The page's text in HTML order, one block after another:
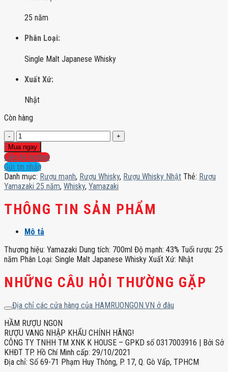
25 năm
Phân Loại:
Single Malt Japanese Whisky
Xuất Xứ:
Nhật
Còn hàng
Rượu
Yamazaki
25
năm
số
lượng
Mua ngay
Liên hệ hotline
Gửi tin nhắn
Danh mục: Rượu mạnh, Rượu Whisky, Rượu Whisky Nhật Thẻ: Rượu
Yamazaki 25 năm, Whisky, Yamazaki
THÔNG TIN SẢN PHẨM
Mô tả
Thương hiệu: Yamazaki Dung tích: 700ml Độ mạnh: 43% Tuổi rượu: 25
năm Phân Loại: Single Malt Japanese Whisky Xuất Xứ: Nhật
NHỮNG CÂU HỎI THƯỜNG GẶP
Địa chỉ các cửa hàng của HAMRUONGON.VN ở đâu
HẦM RƯỢU NGON
RƯỢU VANG NHẬP KHẨU CHÍNH HÃNG!
CÔNG TY TNHH TM XNK K HOUSE – GPKD số 0317003916 | Bởi Sở
KHĐT TP. Hồ Chí Minh cấp: 29/10/2021
Địa chỉ: Số 69-71 Phạm Huy Thông, P. 17, Q. Gò Vấp, TPHCM